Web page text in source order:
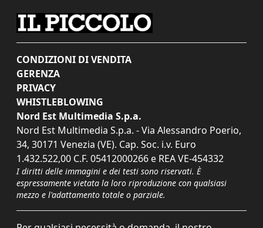
CONDIZIONI DI VENDITA
GERENZA
PRIVACY
WHISTLEBLOWING
Nord Est Multimedia S.p.a.
Nord Est Multimedia S.p.a. - Via Alessandro Poerio,
34, 30171 Venezia (VE). Cap. Soc. i.v. Euro
1.432.522,00 C.F. 05412000266 e REA VE-454332
I diritti delle immagini e dei testi sono riservati. È
espressamente vietata la loro riproduzione con qualsiasi
mezzo e l'adattamento totale o parziale.